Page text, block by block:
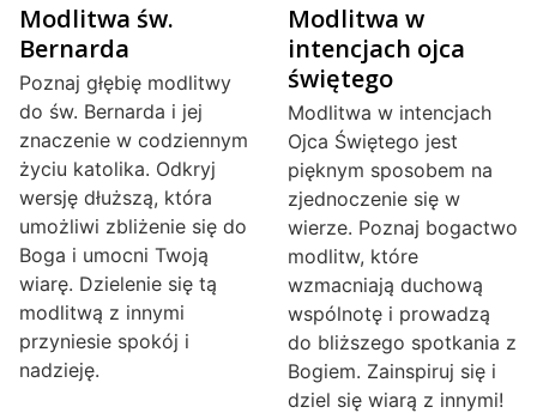
Modlitwa św.
Bernarda
Poznaj głębię modlitwy
do św. Bernarda i jej
znaczenie w codziennym
życiu katolika. Odkryj
wersję dłuższą, która
umożliwi zbliżenie się do
Boga i umocni Twoją
wiarę. Dzielenie się tą
modlitwą z innymi
przyniesie spokój i
nadzieję.
Modlitwa w
intencjach ojca
świętego
Modlitwa w intencjach
Ojca Świętego jest
pięknym sposobem na
zjednoczenie się w
wierze. Poznaj bogactwo
modlitw, które
wzmacniają duchową
wspólnotę i prowadzą
do bliższego spotkania z
Bogiem. Zainspiruj się i
dziel się wiarą z innymi!